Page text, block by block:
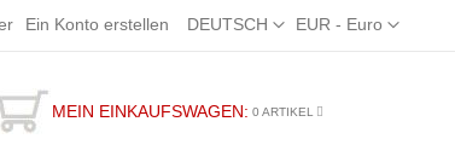
Währung
EUR - Euro
Sprache
DEUTSCH
Ein Konto erstellen
MEIN EINKAUFSWAGEN: 0 ARTIKEL